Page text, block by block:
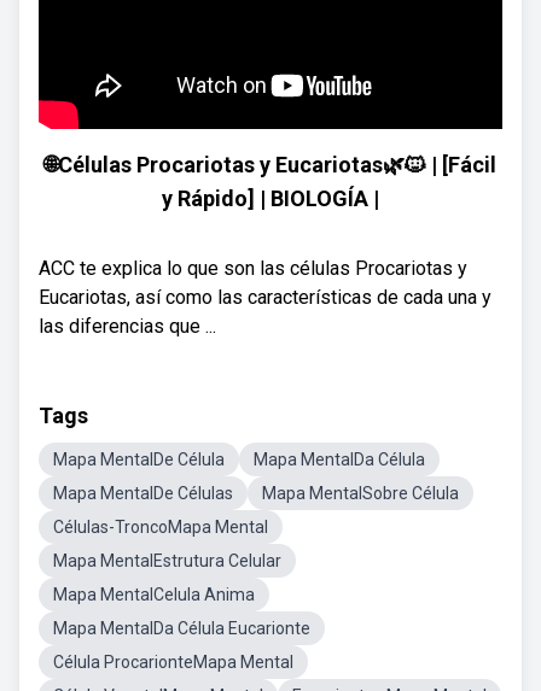
🌐Células Procariotas y Eucariotas🌿🐱 | [Fácil
y Rápido] | BIOLOGÍA |
ACC te explica lo que son las células Procariotas y
Eucariotas, así como las características de cada una y
las diferencias que ...
Tags
Mapa MentalDe Célula
Mapa MentalDa Célula
Mapa MentalDe Células
Mapa MentalSobre Célula
Células-TroncoMapa Mental
Mapa MentalEstrutura Celular
Mapa MentalCelula Anima
Mapa MentalDa Célula Eucarionte
Célula ProcarionteMapa Mental